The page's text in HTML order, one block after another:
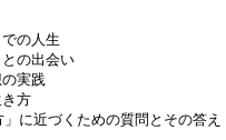
の人生
の出会い
実践
方
」に近づくための質問とその答え